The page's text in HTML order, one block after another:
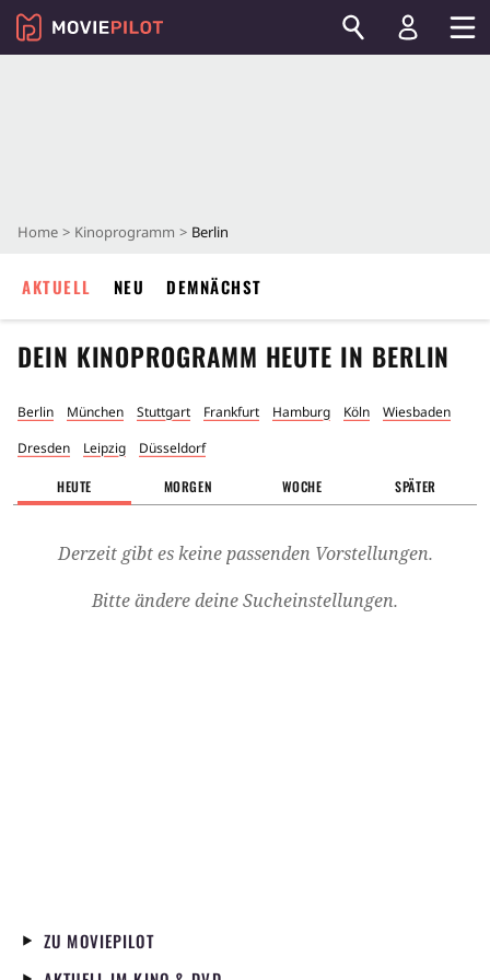
Home Kinoprogramm Berlin
AKTUELL NEU DEMNÄCHST
DEIN KINOPROGRAMM HEUTE IN BERLIN
Berlin München Stuttgart Frankfurt Hamburg Köln
Wiesbaden
Dresden
Leipzig Düsseldorf
HEUTE MORGEN WOCHE SPÄTER
Derzeit gibt es keine passenden Vorstellungen.
Bitte ändere deine Sucheinstellungen.
ZU MOVIEPILOT